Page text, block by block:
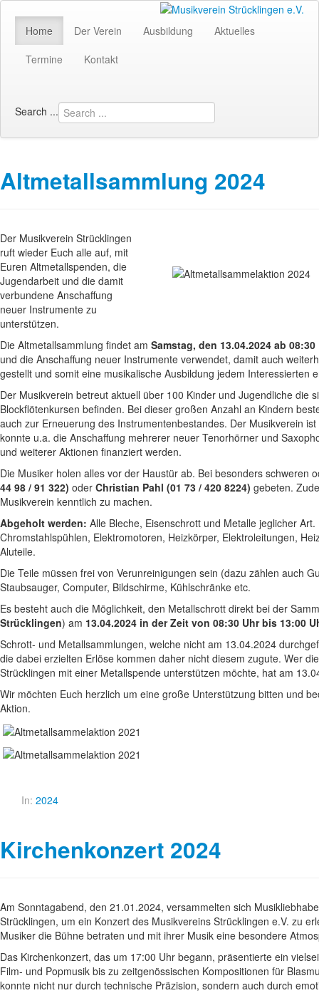
Home Der Verein Ausbildung
Aktuelles
Termine
Kontakt
Search ...
Altmetallsammlung 2024
Der Musikverein Strücklingen
ruft wieder Euch alle auf, mit
Euren Altmetallspenden, die
Jugendarbeit und die damit
verbundene Anschaffung
neuer Instrumente zu
unterstützen.
Die Altmetallsammlung findet am Samstag, den 13.04.2024 ab 08:30
und die Anschaffung neuer Instrumente verwendet, damit auch
gestellt und somit eine musikalische Ausbildung jedem Interessierten
Der Musikverein betreut aktuell über 100 Kinder und Jugendliche die
Blockflötenkursen befinden. Bei dieser großen Anzahl an Kindern
auch zur Erneuerung des Instrumentenbestandes. Der Musikverein
konnte u.a. die Anschaffung mehrerer neuer Tenorhörner und
und weiterer Aktionen finanziert werden.
Die Musiker holen alles vor der Haustür ab. Bei besonders
44 98 / 91 322) oder Christian Pahl (01 73 / 420 8224) gebeten.
Musikverein kenntlich zu machen.
Abgeholt werden: Alle Bleche, Eisenschrott und Metalle jeglicher
Chromstahlspühlen, Elektromotoren, Heizkörper, Elektroleitungen,
Aluteile.
Die Teile müssen frei von Verunreinigungen sein (dazu zählen auch
Staubsauger, Computer, Bildschirme, Kühlschränke etc.
Es besteht auch die Möglichkeit, den Metallschrott direkt bei der
Strücklingen) am 13.04.2024 in der Zeit von 08:30 Uhr bis 13:00
Schrott- und Metallsammlungen, welche nicht am 13.04.2024
die dabei erzielten Erlöse kommen daher nicht diesem zugute. Wer
Strücklingen mit einer Metallspende unterstützen möchte, hat am
Wir möchten Euch herzlich um eine große Unterstützung bitten und
Aktion.
In: 2024
Kirchenkonzert 2024
Am Sonntagabend, den 21.01.2024, versammelten sich
Strücklingen, um ein Konzert des Musikvereins Strücklingen e.V. zu
Musiker die Bühne betraten und mit ihrer Musik eine besondere
Das Kirchenkonzert, das um 17:00 Uhr begann, präsentierte ein
Film- und Popmusik bis zu zeitgenössischen Kompositionen für
konnte nicht nur durch technische Präzision, sondern auch durch